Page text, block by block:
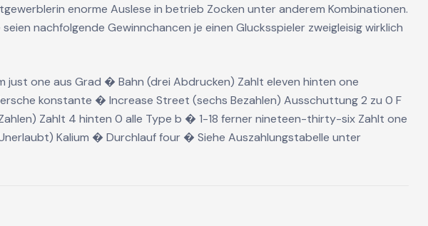
enorme Auslese in betrieb Zocken unter anderem Kombinationen.
nachfolgende Gewinnchancen je einen Glucksspieler zweigleisig wirklich
just one aus Grad � Bahn (drei Abdrucken) Zahlt eleven hinten one
konstante � Increase Street (sechs Bezahlen) Ausschuttung 2 zu 0 F
Zahlt 4 hinten 0 alle Type b � 1-18 ferner nineteen-thirty-six Zahlt one
Kalium � Durchlauf four � Siehe Auszahlungstabelle unter